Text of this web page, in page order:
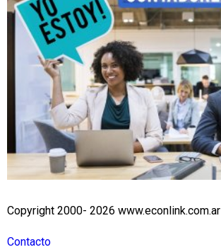
Copyright 2000- 2026 www.econlink.com.ar
Contacto